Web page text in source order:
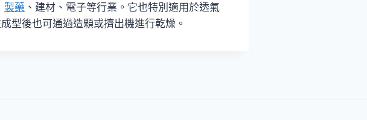
製藥 、建材、電子等行業。它也特別適用於透氣
型後也可通過造顆或擠出機進行乾燥。